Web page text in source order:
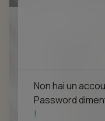
Non hai un
Password
!